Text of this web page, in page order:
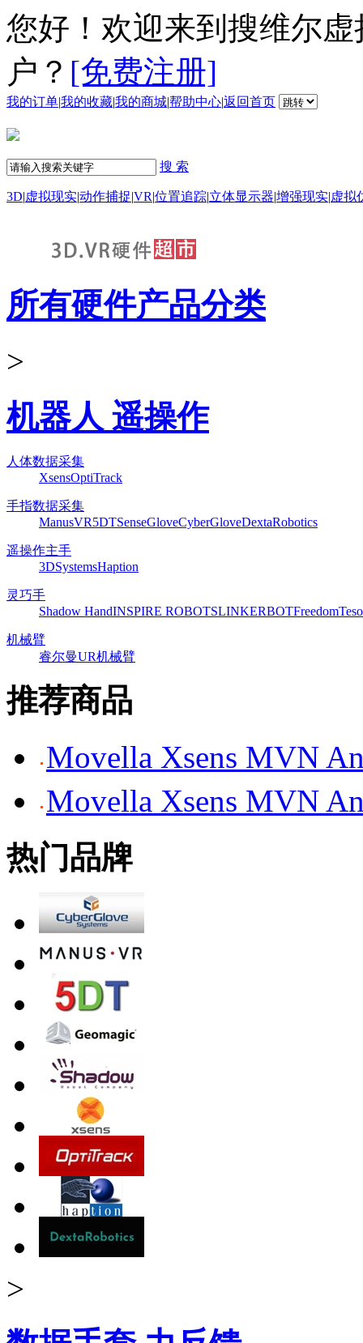
您好！欢迎来到搜维尔
户？ [免费注册]
我的订单|我的收藏|我的商城|帮助中心|返回首页
搜 索
3D|虚拟现实|动作捕捉|VR|位置追踪|立体显示器|增强现实|虚拟
所有硬件产品分类
>
机器人 遥操作
人体数据采集
XsensOptiTrack
手指数据采集
ManusVR5DTSenseGloveCyberGloveDextaRobotics
遥操作主手
3DSystemsHaption
灵巧手
Shadow HandINSPIRE ROBOTSLINKERBOTFreedom
机械臂
睿尔曼UR机械臂
推荐商品
Movella Xsens MVN
Movella Xsens MVN
热门品牌
>